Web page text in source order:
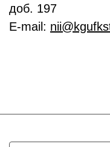
доб. 197
E-mail: